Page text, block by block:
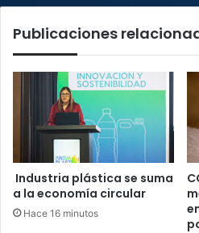
Publicaciones
Industria plástica se suma
a la economía circular
Hace 16 minutos